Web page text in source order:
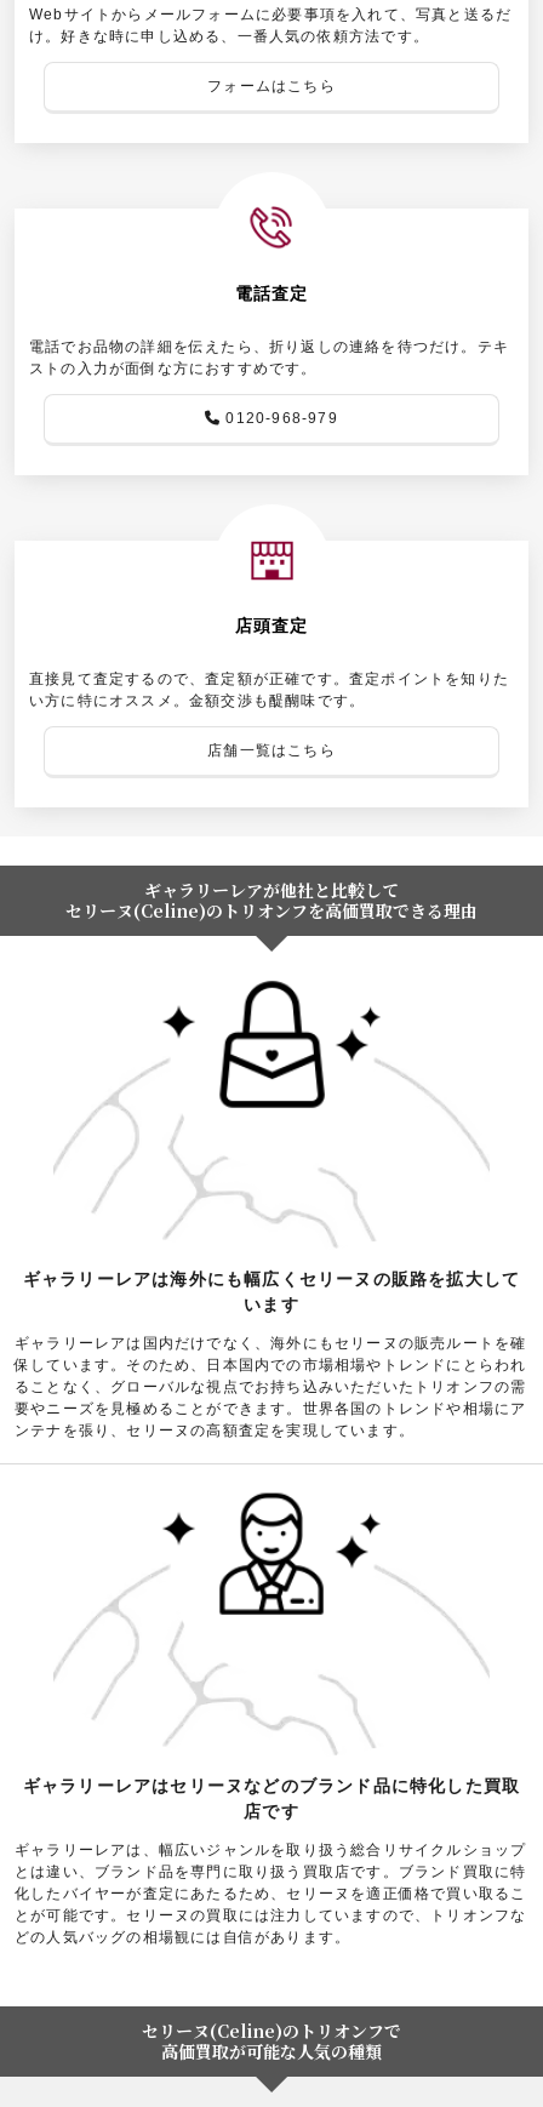
Webサイトからメールフォームに必要事項を入れて、写真と送るだ
け。好きな時に申し込める、一番人気の依頼方法です。
フォームはこちら
電話査定
電話でお品物の詳細を伝えたら、折り返しの連絡を待つだけ。テキ
ストの入力が面倒な方におすすめです。
0120-968-979
店頭査定
直接見て査定するので、査定額が正確です。査定ポイントを知りた
い方に特にオススメ。金額交渉も醍醐味です。
店舗一覧はこちら
ギャラリーレアが他社と比較して
セリーヌ(Celine)のトリオンフを高価買取できる理由
ギャラリーレアは海外にも幅広くセリーヌの販路を拡大して
います
ギャラリーレアは国内だけでなく、海外にもセリーヌの販売ルートを確
保しています。そのため、日本国内での市場相場やトレンドにとらわれ
ることなく、グローバルな視点でお持ち込みいただいたトリオンフの需
要やニーズを見極めることができます。世界各国のトレンドや相場にア
ンテナを張り、セリーヌの高額査定を実現しています。
ギャラリーレアはセリーヌなどのブランド品に特化した買取
店です
ギャラリーレアは、幅広いジャンルを取り扱う総合リサイクルショップ
とは違い、ブランド品を専門に取り扱う買取店です。ブランド買取に特
化したバイヤーが査定にあたるため、セリーヌを適正価格で買い取るこ
とが可能です。セリーヌの買取には注力していますので、トリオンフな
どの人気バッグの相場観には自信があります。
セリーヌ(Celine)のトリオンフで
高価買取が可能な人気の種類